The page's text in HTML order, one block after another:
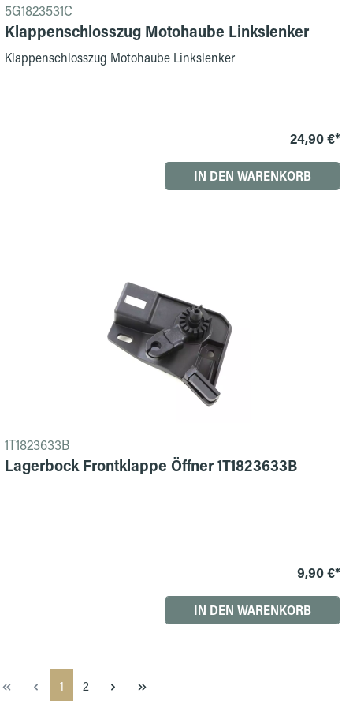
5G1823531C
Klappenschlosszug Motohaube Linkslenker
Klappenschlosszug Motohaube Linkslenker
24,90 €*
IN DEN WARENKORB
1T1823633B
Lagerbock Frontklappe Öffner 1T1823633B
9,90 €*
IN DEN WARENKORB
Seite
1 Seite
2